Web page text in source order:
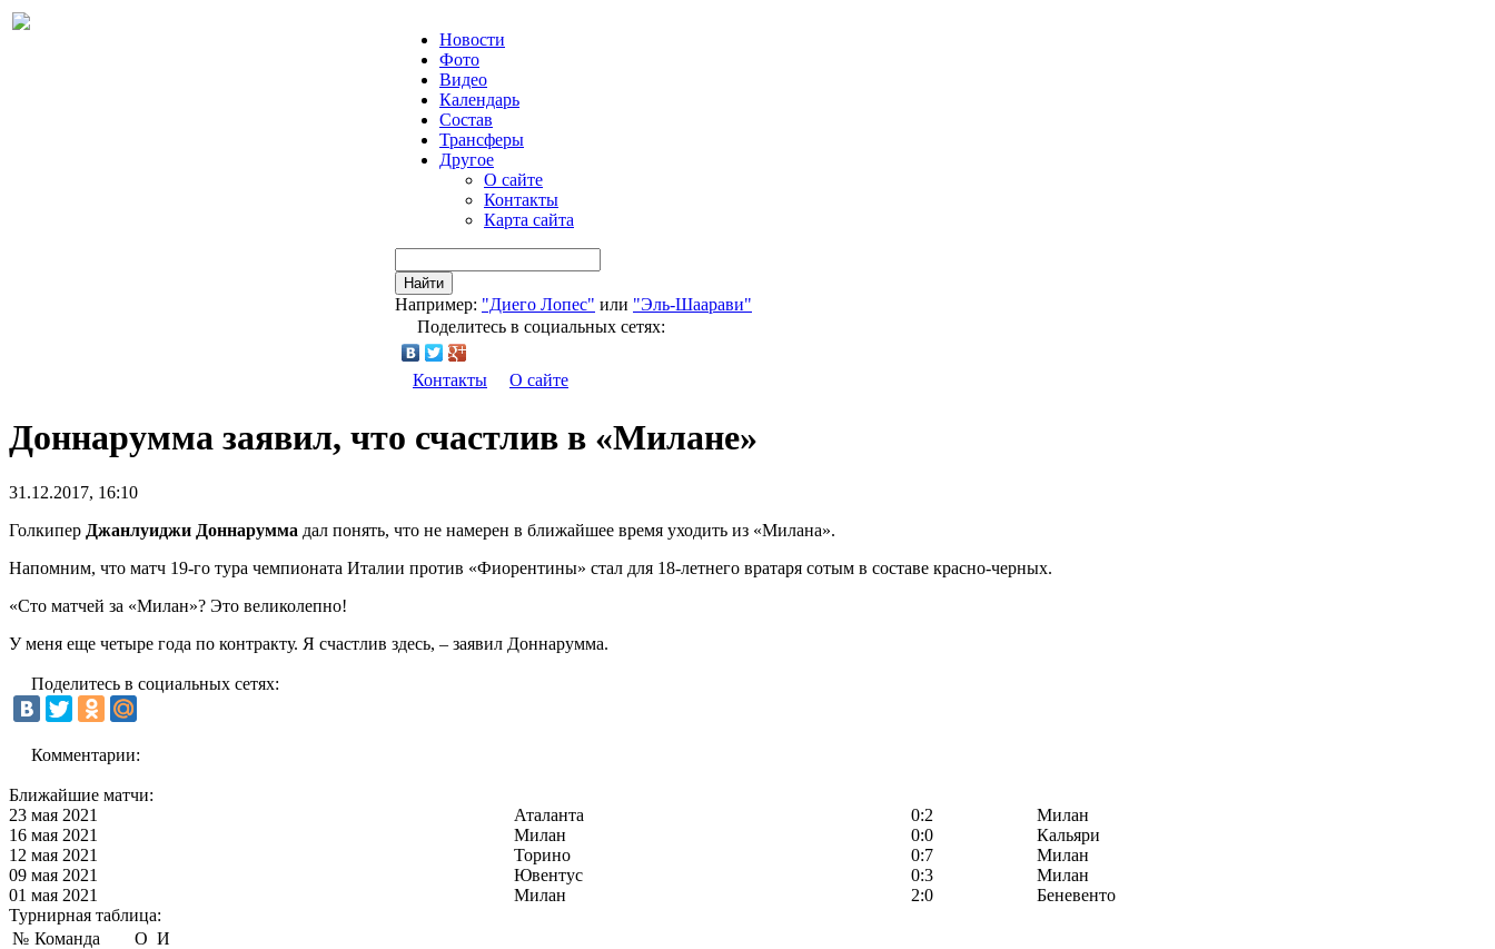
Новости
Фото
Видео
Календарь
Состав
Трансферы
Другое
О сайте
Контакты
Карта сайта
Найти
Например: "Диего Лопес" или "Эль-Шаарави"
Поделитесь в социальных сетях:
Контакты О сайте
Доннарумма заявил, что счастлив в «Милане»
31.12.2017, 16:10
Голкипер Джанлуиджи Доннарумма дал понять, что не намерен в ближайшее время уходить из «Милана».
Напомним, что матч 19-го тура чемпионата Италии против «Фиорентины» стал для 18-летнего вратаря сотым в составе красно-черных.
«Сто матчей за «Милан»? Это великолепно!
У меня еще четыре года по контракту. Я счастлив здесь, – заявил Доннарумма.
Поделитесь в социальных сетях:
Комментарии:
Ближайшие матчи:
23 мая 2021
Аталанта 0:2
Милан
16 мая 2021
Милан 0:0
Кальяри
12 мая 2021
Торино 0:7
Милан
09 мая 2021
Ювентус 0:3
Милан
01 мая 2021
Милан 2:0
Беневенто
Турнирная таблица:
№ Команда О И